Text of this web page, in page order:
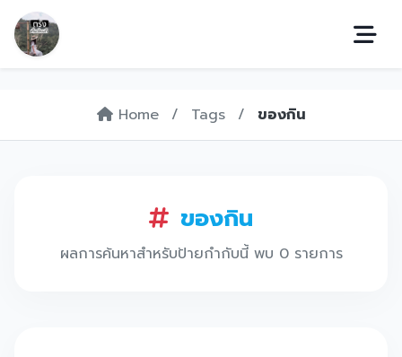
Home / Tags / ของกิน
ของกิน
ผลการค้นหาสำหรับป้ายกำกับนี้ พบ 0 รายการ